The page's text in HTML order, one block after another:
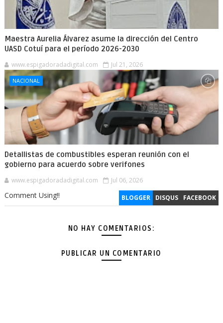
Maestra Aurelia Álvarez asume la dirección del Centro
UASD Cotuí para el período 2026-2030
www.espigadoradadigital.com Jul 21, 2026
NACIONAL
Detallistas de combustibles esperan reunión con el
gobierno para acuerdo sobre verifones
www.espigadoradadigital.com Jul 06, 2026
BLOGGER DISQUS FACEBOOK
Comment Using!!
NO HAY COMENTARIOS:
PUBLICAR UN COMENTARIO